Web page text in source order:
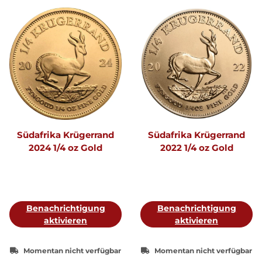
Südafrika Krügerrand
2024 1/4 oz Gold
Benachrichtigung
aktivieren
Momentan nicht verfügbar
Südafrika Krügerrand
2022 1/4 oz Gold
Benachrichtigung
aktivieren
Momentan nicht verfügbar